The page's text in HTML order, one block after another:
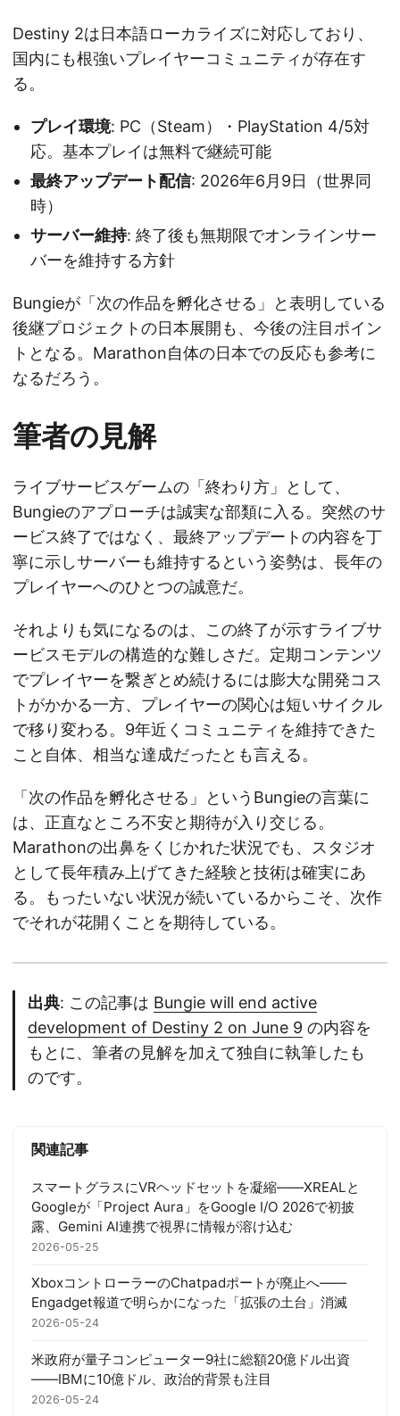
Destiny 2は日本語ローカライズに対応しており、
国内にも根強いプレイヤーコミュニティが存在す
る。
プレイ環境: PC（Steam）・PlayStation 4/5対
応。基本プレイは無料で継続可能
最終アップデート配信: 2026年6月9日（世界同
時）
サーバー維持: 終了後も無期限でオンラインサー
バーを維持する方針
Bungieが「次の作品を孵化させる」と表明している
後継プロジェクトの日本展開も、今後の注目ポイン
トとなる。Marathon自体の日本での反応も参考に
なるだろう。
筆者の見解
ライブサービスゲームの「終わり方」として、
Bungieのアプローチは誠実な部類に入る。突然のサ
ービス終了ではなく、最終アップデートの内容を丁
寧に示しサーバーも維持するという姿勢は、長年の
プレイヤーへのひとつの誠意だ。
それよりも気になるのは、この終了が示すライブサ
ービスモデルの構造的な難しさだ。定期コンテンツ
でプレイヤーを繋ぎとめ続けるには膨大な開発コス
トがかかる一方、プレイヤーの関心は短いサイクル
で移り変わる。9年近くコミュニティを維持できた
こと自体、相当な達成だったとも言える。
「次の作品を孵化させる」というBungieの言葉に
は、正直なところ不安と期待が入り交じる。
Marathonの出鼻をくじかれた状況でも、スタジオ
として長年積み上げてきた経験と技術は確実にあ
る。もったいない状況が続いているからこそ、次作
でそれが花開くことを期待している。
出典: この記事は Bungie will end active
development of Destiny 2 on June 9 の内容を
もとに、筆者の見解を加えて独自に執筆したも
のです。
関連記事
スマートグラスにVRヘッドセットを凝縮——XREALと
Googleが「Project Aura」をGoogle I/O 2026で初披
露、Gemini AI連携で視界に情報が溶け込む
2026-05-25
XboxコントローラーのChatpadポートが廃止へ——
Engadget報道で明らかになった「拡張の土台」消滅
2026-05-24
米政府が量子コンピューター9社に総額20億ドル出資
——IBMに10億ドル、政治的背景も注目
2026-05-24